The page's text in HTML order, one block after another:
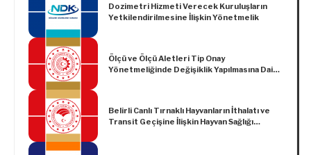
Dozimetri Hizmeti Verecek Kuruluşların
Yetkilendirilmesine İlişkin Yönetmelik
Ölçü ve Ölçü Aletleri Tip Onay
Yönetmeliğinde Değişiklik Yapılmasına Dair
Belirli Canlı Tırnaklı Hayvanların İthalatı ve
Transit Geçişine İlişkin Hayvan Sağlığı